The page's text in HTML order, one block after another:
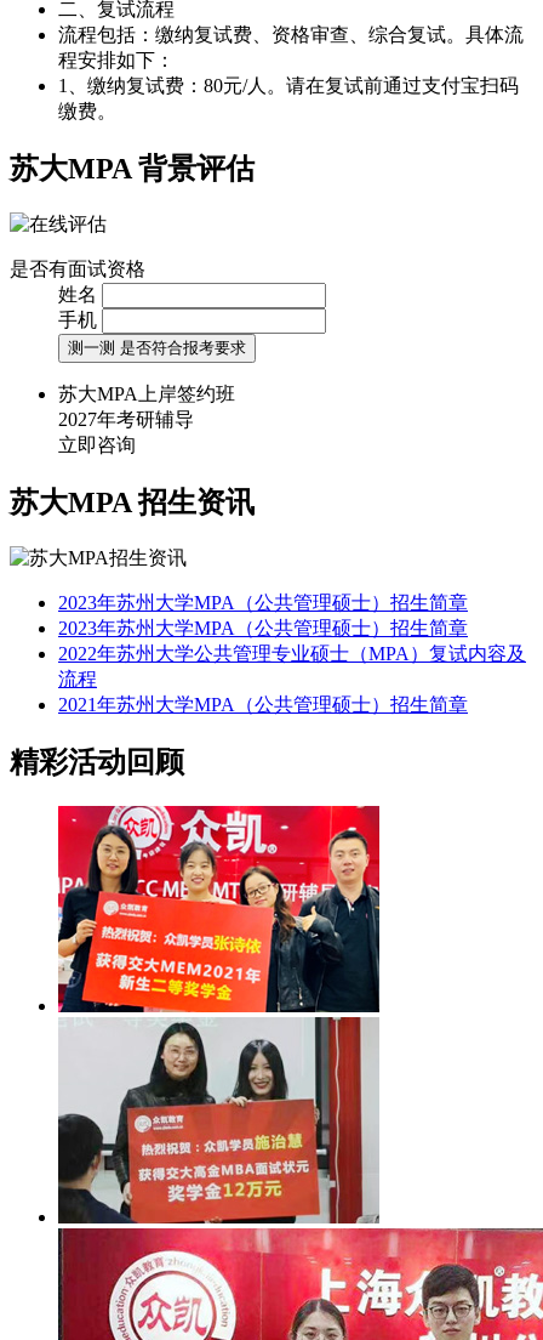
二、复试流程
流程包括：缴纳复试费、资格审查、综合复试。具体流
程安排如下：
1、缴纳复试费：80元/人。请在复试前通过支付宝扫码
缴费。
苏大MPA 背景评估
是否有面试资格
姓名
手机
测一测 是否符合报考要求
苏大MPA上岸签约班
2027年考研辅导
立即咨询
苏大MPA招生资讯
2023年苏州大学MPA（公共管理硕士）招生简章
2023年苏州大学MPA（公共管理硕士）招生简章
2022年苏州大学公共管理专业硕士（MPA）复试内容及
流程
2021年苏州大学MPA（公共管理硕士）招生简章
精彩活动回顾